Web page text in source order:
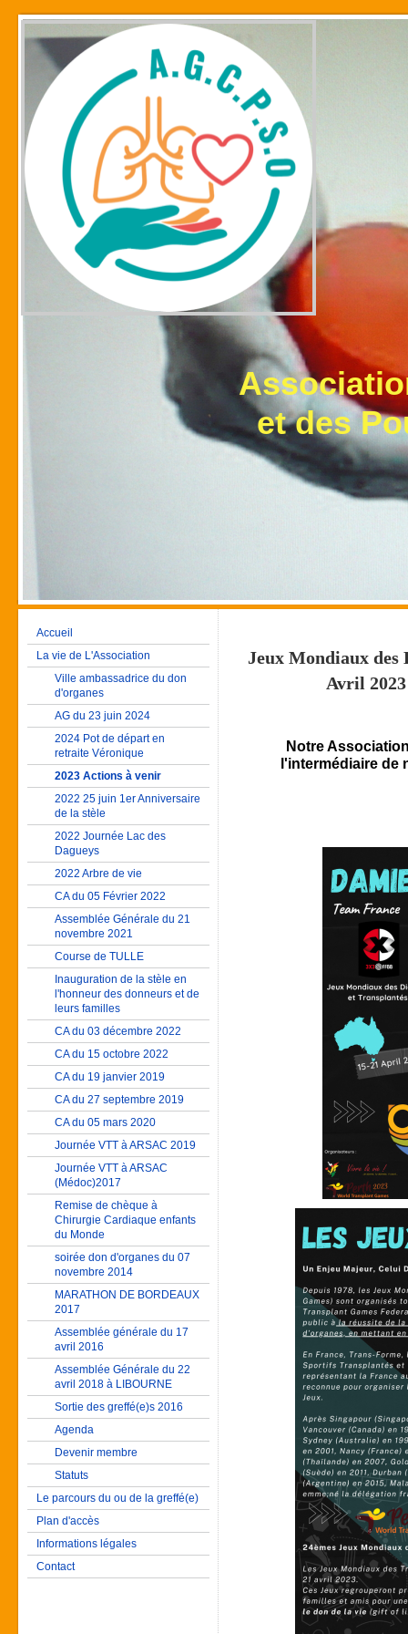
Association
et des
Accueil
La vie de L'Association
Ville ambassadrice du don
d'organes
AG du 23 juin 2024
2024 Pot de départ en
retraite Véronique
2023 Actions à venir
2022 25 juin 1er Anniversaire
de la stèle
2022 Journée Lac des
Dagueys
2022 Arbre de vie
CA du 05 Février 2022
Assemblée Générale du 21
novembre 2021
Course de TULLE
Inauguration de la stèle en
l'honneur des donneurs et de
leurs familles
CA du 03 décembre 2022
CA du 15 octobre 2022
CA du 19 janvier 2019
CA du 27 septembre 2019
CA du 05 mars 2020
Journée VTT à ARSAC 2019
Journée VTT à ARSAC
(Médoc)2017
Remise de chèque à
Chirurgie Cardiaque enfants
du Monde
soirée don d'organes du 07
novembre 2014
MARATHON DE BORDEAUX
2017
Assemblée générale du 17
avril 2016
Assemblée Générale du 22
avril 2018 à LIBOURNE
Sortie des greffé(e)s 2016
Agenda
Devenir membre
Statuts
Le parcours du ou de la greffé(e)
Plan d'accès
Informations légales
Contact
Jeux Mondiaux des
Avril
Notre
l'intermédiaire de